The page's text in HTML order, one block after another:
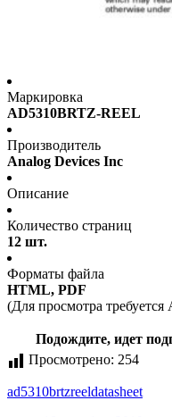
Маркировка
AD5310BRTZ-REEL
Производитель
Analog Devices Inc
Описание
Количество страниц
12 шт.
Форматы файла
HTML, PDF
(Для просмотра требуется
Подождите, идет
Просмотрено: 254
ad5310brtzreeldatasheet